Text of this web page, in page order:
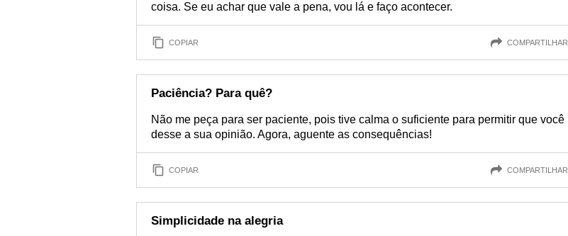
coisa. Se eu achar que vale a pena, vou lá e faço acontecer.
COPIAR COMPARTILHAR
Paciência? Para quê?
Não me peça para ser paciente, pois tive calma o suficiente para permitir que você
desse a sua opinião. Agora, aguente as consequências!
COPIAR COMPARTILHAR
Simplicidade na alegria